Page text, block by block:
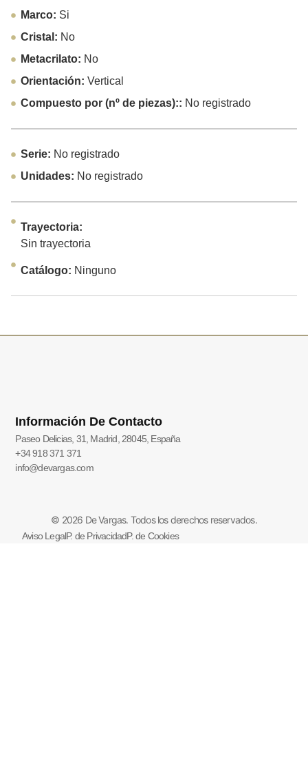
Marco: Si
Cristal: No
Metacrilato: No
Orientación: Vertical
Compuesto por (nº de piezas):: No registrado
Serie: No registrado
Unidades: No registrado
Trayectoria:
Sin trayectoria
Catálogo: Ninguno
Información De Contacto
Paseo Delicias, 31, Madrid, 28045, España
+34 918 371 371
info@devargas.com
© 2026 De Vargas. Todos los derechos reservados.
Aviso LegalP. de PrivacidadP. de Cookies